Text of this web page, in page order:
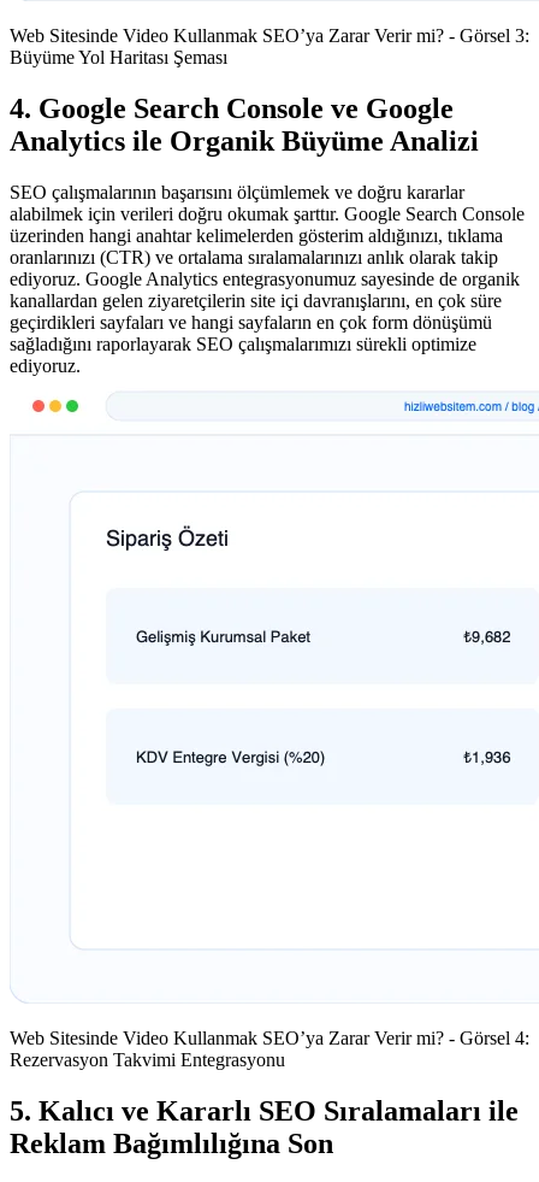
Web Sitesinde Video Kullanmak SEO’ya Zarar Verir mi? - Görsel 3:
Büyüme Yol Haritası Şeması
4. Google Search Console ve Google
Analytics ile Organik Büyüme Analizi
SEO çalışmalarının başarısını ölçümlemek ve doğru kararlar
alabilmek için verileri doğru okumak şarttır. Google Search Console
üzerinden hangi anahtar kelimelerden gösterim aldığınızı, tıklama
oranlarınızı (CTR) ve ortalama sıralamalarınızı anlık olarak takip
ediyoruz. Google Analytics entegrasyonumuz sayesinde de organik
kanallardan gelen ziyaretçilerin site içi davranışlarını, en çok süre
geçirdikleri sayfaları ve hangi sayfaların en çok form dönüşümü
sağladığını raporlayarak SEO çalışmalarımızı sürekli optimize
ediyoruz.
Web Sitesinde Video Kullanmak SEO’ya Zarar Verir mi? - Görsel 4:
Rezervasyon Takvimi Entegrasyonu
5. Kalıcı ve Kararlı SEO Sıralamaları ile
Reklam Bağımlılığına Son